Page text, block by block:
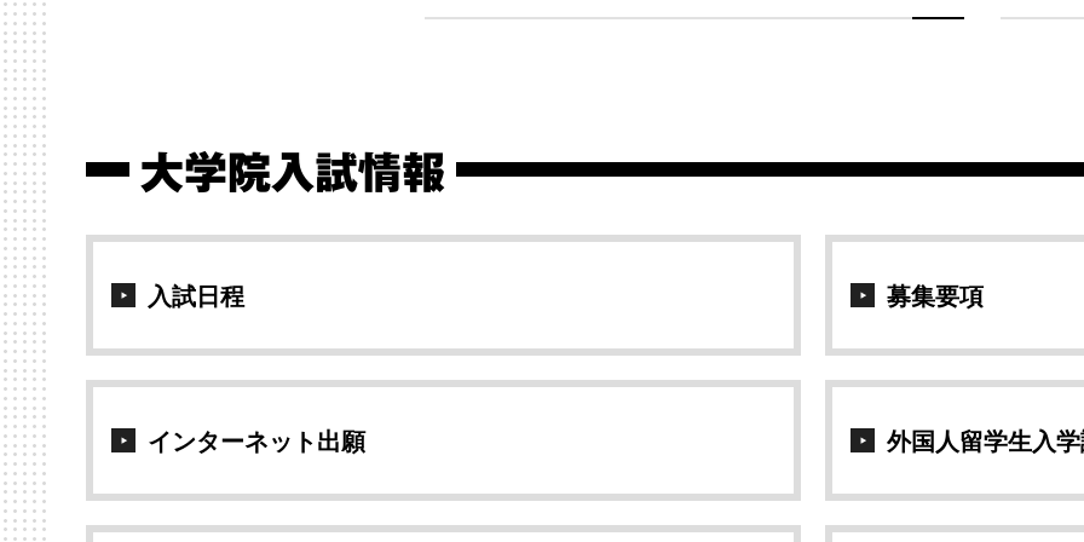
大学院入試情報
入試日程 募集要項
インターネット出願 外国人留学生入